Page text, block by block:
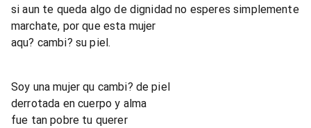
si aun te queda algo de dignidad no esperes simplemente
marchate, por que esta mujer
aqu? cambi? su piel.
Soy una mujer qu cambi? de piel
derrotada en cuerpo y alma
fue tan pobre tu querer